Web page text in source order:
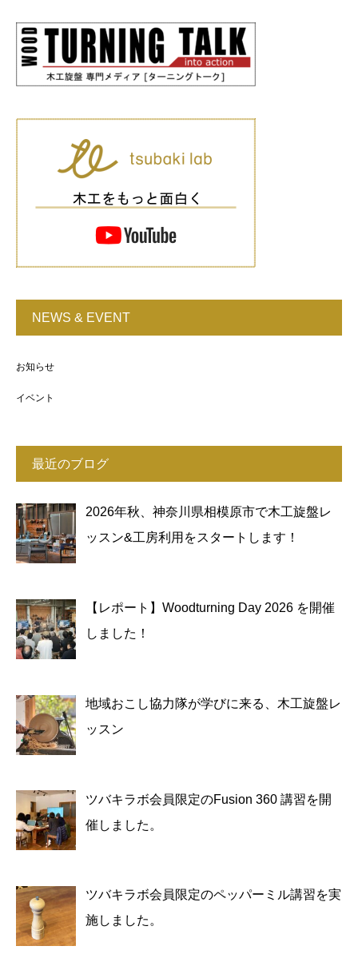
NEWS & EVENT
お知らせ
イベント
最近のブログ
2026年秋、神奈川県相模原市で木工旋盤レ
ッスン&工房利用をスタートします！
【レポート】Woodturning Day 2026 を開催
しました！
地域おこし協力隊が学びに来る、木工旋盤レ
ッスン
ツバキラボ会員限定のFusion 360 講習を開
催しました。
ツバキラボ会員限定のペッパーミル講習を実
施しました。